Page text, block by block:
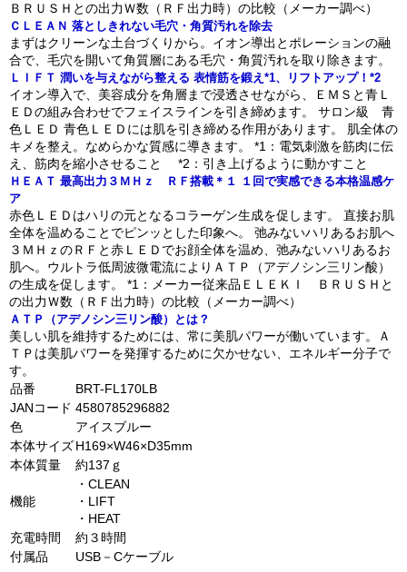
ＢＲＵＳＨとの出力Ｗ数（ＲＦ出力時）の比較（メーカー調べ）
ＣＬＥＡＮ 落としきれない毛穴・角質汚れを除去
まずはクリーンな土台づくりから。イオン導出とポレーションの融
合で、毛穴を開いて角質層にある毛穴・角質汚れを取り除きます。
ＬＩＦＴ 潤いを与えながら整える 表情筋を鍛え*1、リフトアップ！*2
イオン導入で、美容成分を角層まで浸透させながら、ＥＭＳと青Ｌ
ＥＤの組み合わせでフェイスラインを引き締めます。 サロン級 青
色ＬＥＤ 青色ＬＥＤには肌を引き締める作用があります。 肌全体の
キメを整え。なめらかな質感に導きます。 *1：電気刺激を筋肉に伝
え、筋肉を縮小させること *2：引き上げるように動かすこと
ＨＥＡＴ 最高出力３ＭＨｚ ＲＦ搭載＊１ １回で実感できる本格温感ケ
ア
赤色ＬＥＤはハリの元となるコラーゲン生成を促します。 直接お肌
全体を温めることでピンッとした印象へ。 弛みないハリあるお肌へ
３ＭＨｚのＲＦと赤ＬＥＤでお顔全体を温め、弛みないハリあるお
肌へ。ウルトラ低周波微電流によりＡＴＰ（アデノシン三リン酸）
の生成を促します。 *1：メーカー従来品ＥＬＥＫＩ ＢＲＵＳＨと
の出力Ｗ数（ＲＦ出力時）の比較（メーカー調べ）
ＡＴＰ（アデノシン三リン酸）とは？
美しい肌を維持するためには、常に美肌パワーが働いています。Ａ
ＴＰは美肌パワーを発揮するために欠かせない、エネルギー分子で
す。
品番
BRT-FL170LB
JANコード 4580785296882
色
アイスブルー
本体サイズH169×W46×D35mm
本体質量
約137ｇ
機能
・CLEAN
・LIFT
・HEAT
充電時間
約３時間
付属品
USB－Cケーブル